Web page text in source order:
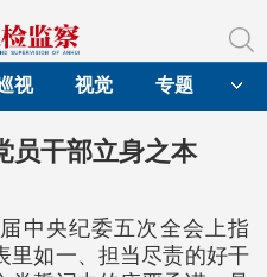
视 视觉 专题
员干部立身之本
中央纪委五次全会上指
里如一、担当尽责的好干